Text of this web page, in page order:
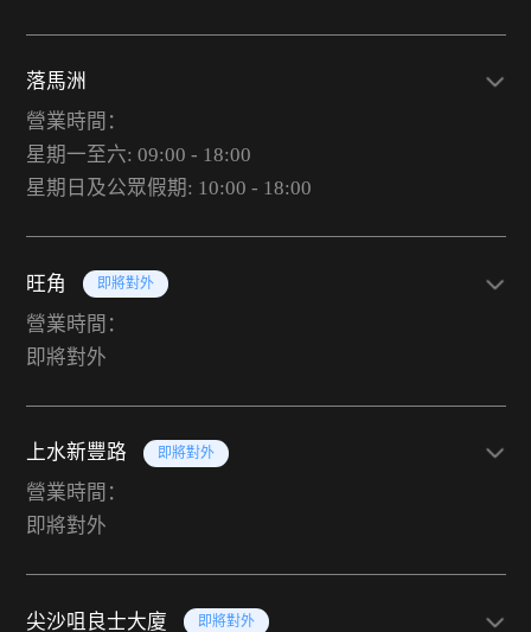
落馬洲
營業時間：
星期一至六: 09:00 - 18:00
星期日及公眾假期: 10:00 - 18:00
旺角 即將對外
營業時間：
即將對外
上水新豐路 即將對外
營業時間：
即將對外
尖沙咀良士大廈 即將對外